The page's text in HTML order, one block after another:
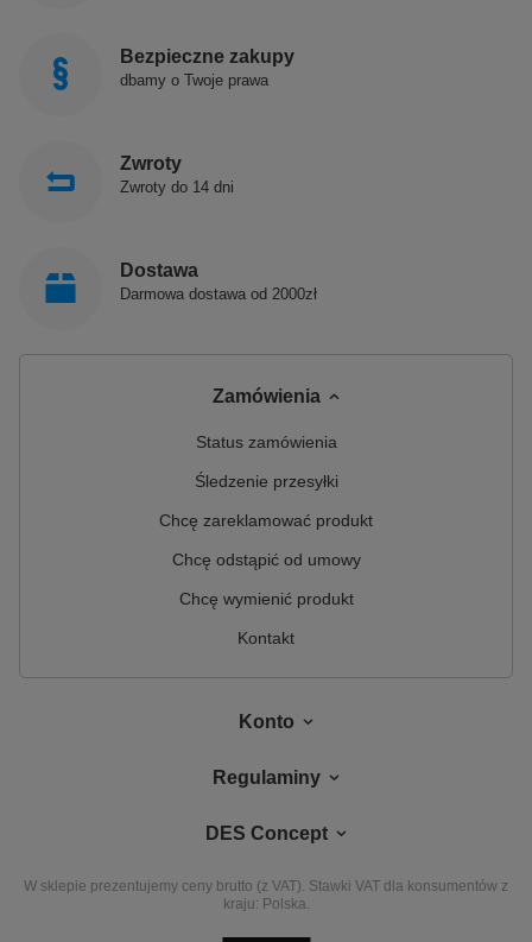
Bezpieczne zakupy
dbamy o Twoje prawa
Zwroty
Zwroty do 14 dni
Dostawa
Darmowa dostawa od 2000zł
Zamówienia
Status zamówienia
Śledzenie przesyłki
Chcę zareklamować produkt
Chcę odstąpić od umowy
Chcę wymienić produkt
Kontakt
Konto
Regulaminy
DES Concept
W sklepie prezentujemy ceny brutto (z VAT). Stawki VAT dla konsumentów z
kraju: Polska.